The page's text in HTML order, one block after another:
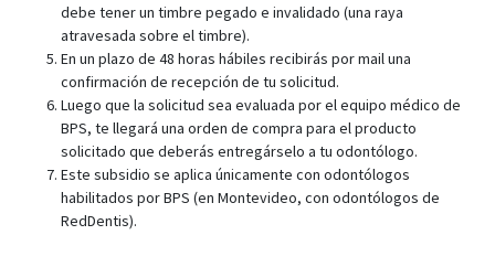
debe tener un timbre pegado e invalidado (una raya
atravesada sobre el timbre).
En un plazo de 48 horas hábiles recibirás por mail una
confirmación de recepción de tu solicitud.
Luego que la solicitud sea evaluada por el equipo médico de
BPS, te llegará una orden de compra para el producto
solicitado que deberás entregárselo a tu odontólogo.
Este subsidio se aplica únicamente con odontólogos
habilitados por BPS (en Montevideo, con odontólogos de
RedDentis).